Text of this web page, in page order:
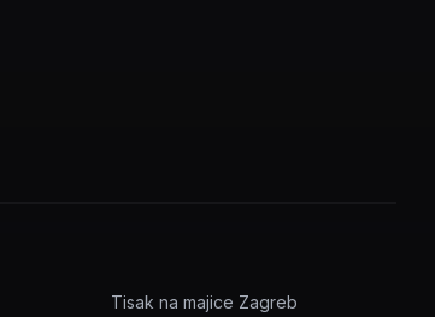
Tisak na majice Zagreb